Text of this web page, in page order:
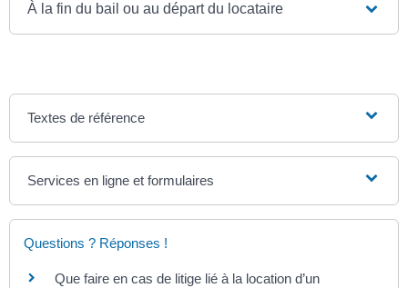
À la fin du bail ou au départ du locataire
Textes de référence
Services en ligne et formulaires
Questions ? Réponses !
Que faire en cas de litige lié à la location d’un